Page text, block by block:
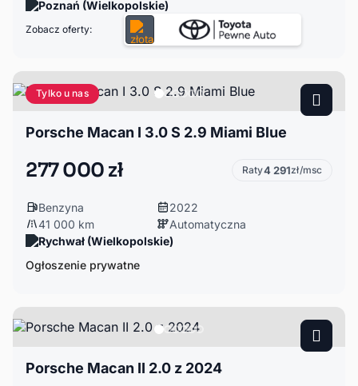
Poznań (Wielkopolskie)
Zobacz oferty:
Tylko u nas
Porsche Macan I 3.0 S 2.9 Miami Blue
277 000 zł Raty4 291zł/msc
Benzyna
2022
41 000 km
Automatyczna
Rychwał (Wielkopolskie)
Ogłoszenie prywatne
Porsche Macan II 2.0 z 2024